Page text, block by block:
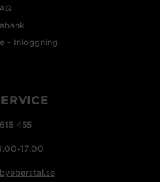
- Inloggning
455
17.00